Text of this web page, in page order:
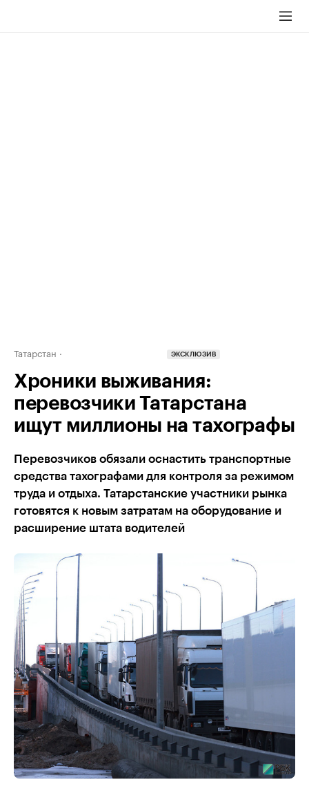
Татарстан ЭКСКЛЮЗИВ
Хроники выживания:
перевозчики Татарстана
ищут миллионы на тахографы
Перевозчиков обязали оснастить транспортные
средства тахографами для контроля за режимом
труда и отдыха. Татарстанские участники рынка
готовятся к новым затратам на оборудование и
расширение штата водителей